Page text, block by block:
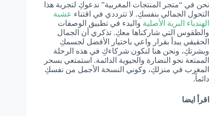
نحن في “متجر المنتجات المغربية” ندعوكِ لتجربة هذا
التحول الجمالي بنفسكِ. لا تترددي في اقتناء عشبة
الهندباء البرية الأصلية والبدء في تطبيق الوصفات
والطقوس التي شاركناها معكِ. تذكري أن الجمال
الحقيقي يبدأ بقرار واعي باختيار الأفضل لجسمكِ
وبشرتكِ، ونحن هنا لنكون شركاءكِ في هذه الرحلة
الممتعة نحو النضارة والحيوية الدائمة. استمتعي بسحر
المغرب في منزلكِ، وكوني النسخة الأجمل من نفسكِ
دائماً.
اقرأ ايضا